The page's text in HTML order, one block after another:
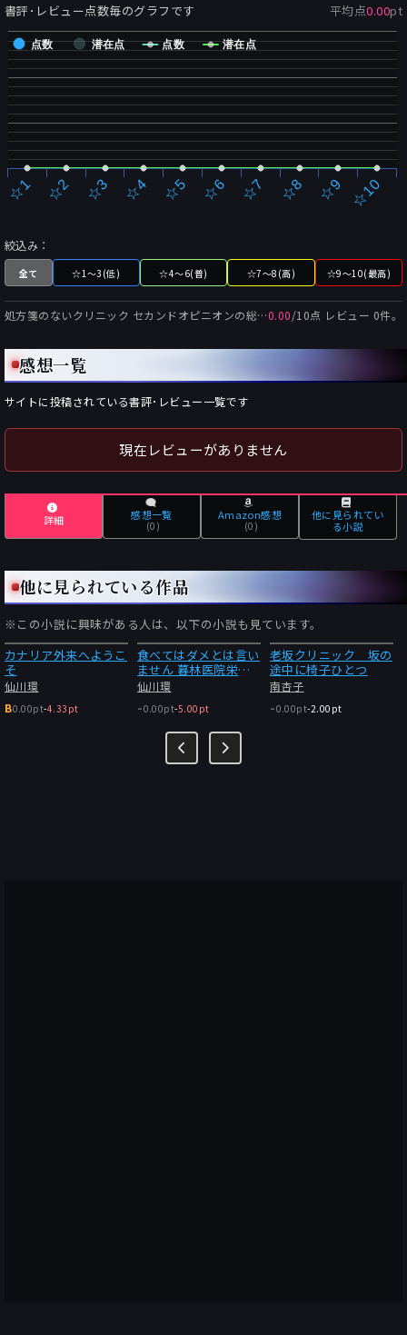
書評･レビュー点数毎のグラフです 平均点0.00pt
点数 潜在点 点数 潜在点
☆1 ☆2 ☆3 ☆4 ☆5 ☆6 ☆7 ☆8 ☆9 ☆10
絞込み：
全て ☆1～3(低) ☆4～6(普) ☆7～8(高) ☆9～10(最高)
処方箋のないクリニック セカンドオピニオンの総合評価: 0.00/10点 レビュー 0件。
感想一覧
サイトに投稿されている書評･レビュー一覧です
現在レビューがありません
詳細 感想一覧
(0)
Amazon感想
(0)
他に見られてい
る小説
他に見られている作品
※この小説に興味がある人は、以下の小説も見ています。
カナリア外来へようこ
そ
仙川環
B0.00pt-4.33pt
食べてはダメとは言い
ません 暮林医院栄養
室
仙川環
-0.00pt-5.00pt
老坂クリニック 坂の
途中に椅子ひとつ
南杏子
-0.00pt-2.00pt